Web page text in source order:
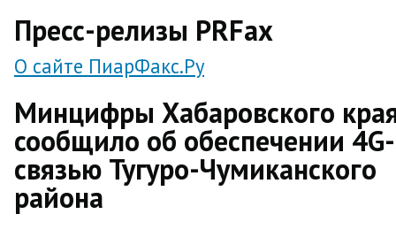
Пресс-релизы PRFax
О сайте ПиарФакс.Ру
Минцифры Хабаровского
сообщило об обеспечении 4G-
связью Тугуро-Чумиканского
района